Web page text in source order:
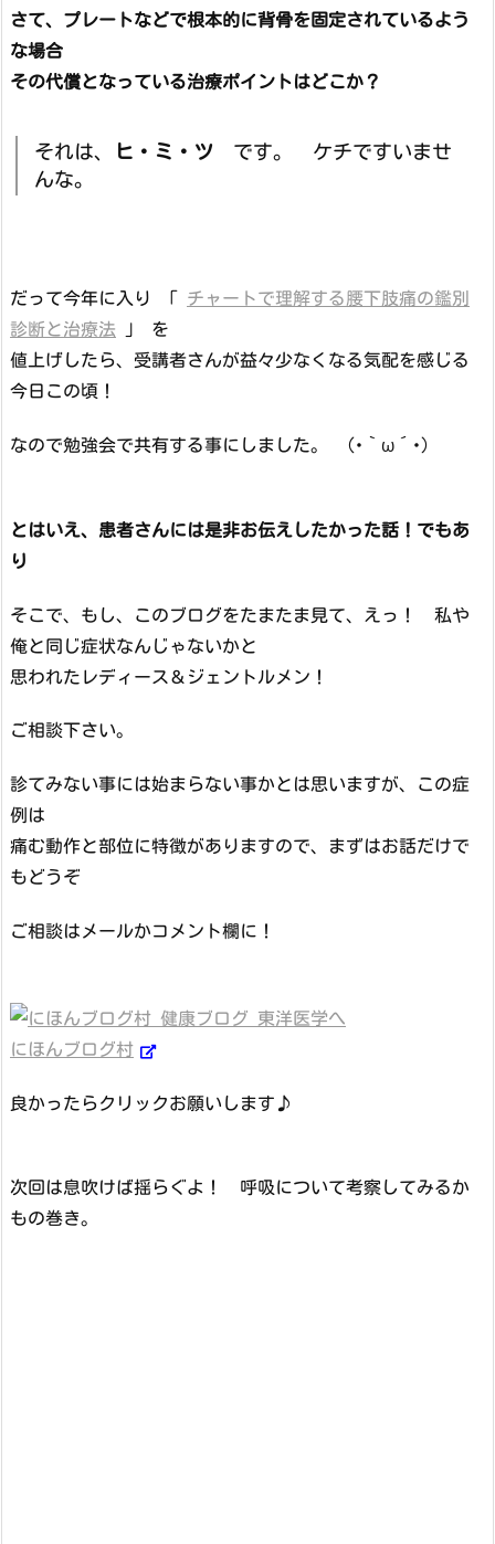
さて、プレートなどで根本的に背骨を固定されているよう
な場合
その代償となっている治療ポイントはどこか？
それは、 ヒ・ミ・ツ です。 ケチですいませ
んな。
だって今年に入り 「 チャートで理解する腰下肢痛の鑑別
診断と治療法 」 を
値上げしたら、受講者さんが益々少なくなる気配を感じる
今日この頃！
なので勉強会で共有する事にしました。 (･｀ω´･)
とはいえ、患者さんには是非お伝えしたかった話！でもあ
り
そこで、もし、このブログをたまたま見て、えっ！ 私や
俺と同じ症状なんじゃないかと
思われたレディース＆ジェントルメン！
ご相談下さい。
診てみない事には始まらない事かとは思いますが、この症
例は
痛む動作と部位に特徴がありますので、まずはお話だけで
もどうぞ
ご相談はメールかコメント欄に！
にほんブログ村
良かったらクリックお願いします♪
次回は息吹けば揺らぐよ！ 呼吸について考察してみるか
もの巻き。